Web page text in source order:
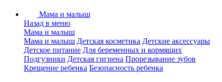
Мама и малыш
Назад в меню
Мама и малыш
Мама и малыш Детская косметика Детские аксессуары
Детское питание Для беременных и кормящих
Подгузники Детская гигиена Прорезывание зубов
Крещение ребенка Безопасность ребенка